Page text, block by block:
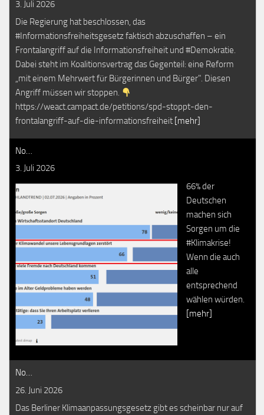
3. Juli 2026
Die Regierung hat beschlossen, das
#Informationsfreiheitsgesetz faktisch abzuschaffen – ein
Frontalangriff auf die Informationsfreiheit und #Demokratie.
Dabei steht im Koalitionsvertrag das Gegenteil: eine Reform
„mit einem Mehrwert für Bürgerinnen und Bürger". Diesen
Angriff müssen wir stoppen.
https://weact.campact.de/petitions/spd-stoppt-den-
frontalangriff-auf-die-informationsfreiheit [mehr]
No…
3. Juli 2026
66% der
Deutschen
machen sich
Sorgen um die
#Klimakrise!
Wenn die auch
alle
entsprechend
wählen würden.
[mehr]
No…
26. Juni 2026
Das Berliner Klimaanpassungsgesetz gibt es scheinbar nur auf